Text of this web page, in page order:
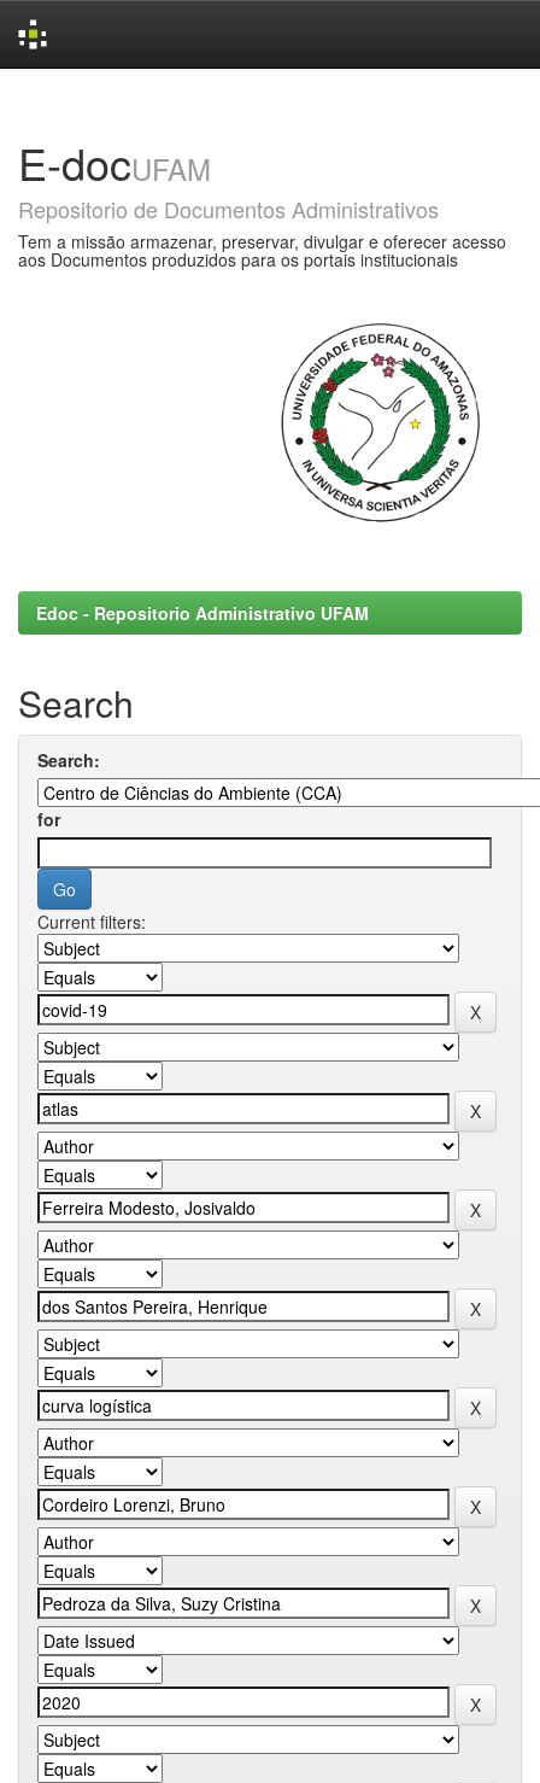
E-docUFAM
Repositorio de Documentos Administrativos
Tem a missão armazenar, preservar, divulgar e oferecer acesso
aos Documentos produzidos para os portais institucionais
Edoc - Repositorio Administrativo UFAM
Search
Search:
for
Current filters: